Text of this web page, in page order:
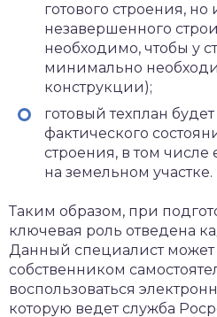
готового строения,
незавершенного
необходимо, чтобы у
минимально
конструкции);
готовый техплан
фактического
строения, в том
на земельном участке.
Таким образом, при
ключевая роль отведена
Данный специалист может
собственником
воспользоваться
которую ведет служба